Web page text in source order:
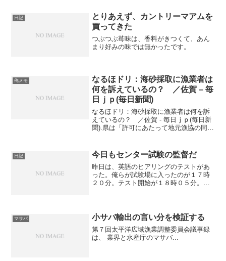
日記
とりあえず、カントリーマアムを
買ってきた
つぶつぶ苺味は、香料がきつくて、あん
まり好みの味では無かったです。
俺メモ
なるほドリ：海砂採取に漁業者は
何を訴えているの？ ／佐賀 – 毎
日ｊｐ(毎日新聞)
なるほドリ：海砂採取に漁業者は何を訴
えているの？ ／佐賀 - 毎日ｊｐ(毎日新
聞).県は「許可にあたって地元漁協の同意
は「漁協には業者から漁業補償金が入
り、採取の影響がな...
日記 今日もセンター試験の監督だ
昨日は、英語のヒアリングのテストがあ
った。俺らが試験場に入ったのが１７時
２０分。テスト開始が１８時０５分。テ
４５分の間にするのだけど...
マサバ 小サバ輸出の言い分を検証する
第７回太平洋広域漁業調整委員会議事録
は、 業界と水産庁のマサバ...